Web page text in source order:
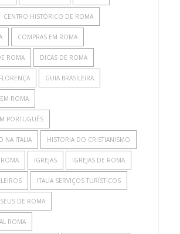
CENTRO HISTÓRICO DE ROMA
COMPRAS EM ROMA
ROMA DICAS DE ROMA
FLORENÇA GUIA BRASILEIRA
ROMA
PORTUGUÊS
NA ITALIA HISTORIA DO CRISTIANISMO
IGREJAS IGREJAS DE ROMA
ITALIA SERVIÇOS TURÍSTICOS
DE ROMA
ROMA